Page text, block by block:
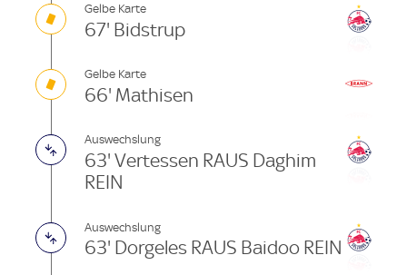
Gelbe Karte
67' Bidstrup
Gelbe Karte
66' Mathisen
Auswechslung
63' Vertessen RAUS Daghim
REIN
Auswechslung
63' Dorgeles RAUS Baidoo REIN